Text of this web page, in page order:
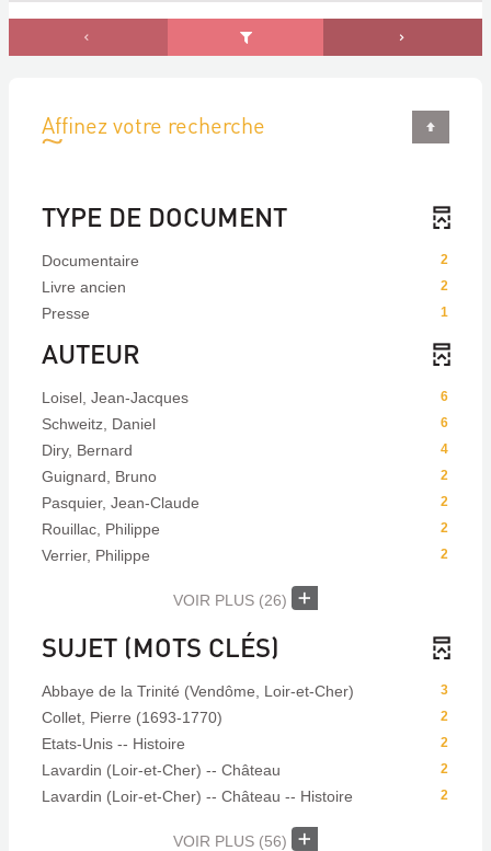
Affinez votre recherche
TYPE DE DOCUMENT
2
Documentaire
2
Livre ancien
1
Presse
AUTEUR
6
Loisel, Jean-Jacques
6
Schweitz, Daniel
4
Diry, Bernard
2
Guignard, Bruno
2
Pasquier, Jean-Claude
2
Rouillac, Philippe
2
Verrier, Philippe
VOIR PLUS (26)
SUJET (MOTS CLÉS)
3
Abbaye de la Trinité (Vendôme, Loir-et-Cher)
2
Collet, Pierre (1693-1770)
2
Etats-Unis -- Histoire
2
Lavardin (Loir-et-Cher) -- Château
2
Lavardin (Loir-et-Cher) -- Château -- Histoire
VOIR PLUS (56)